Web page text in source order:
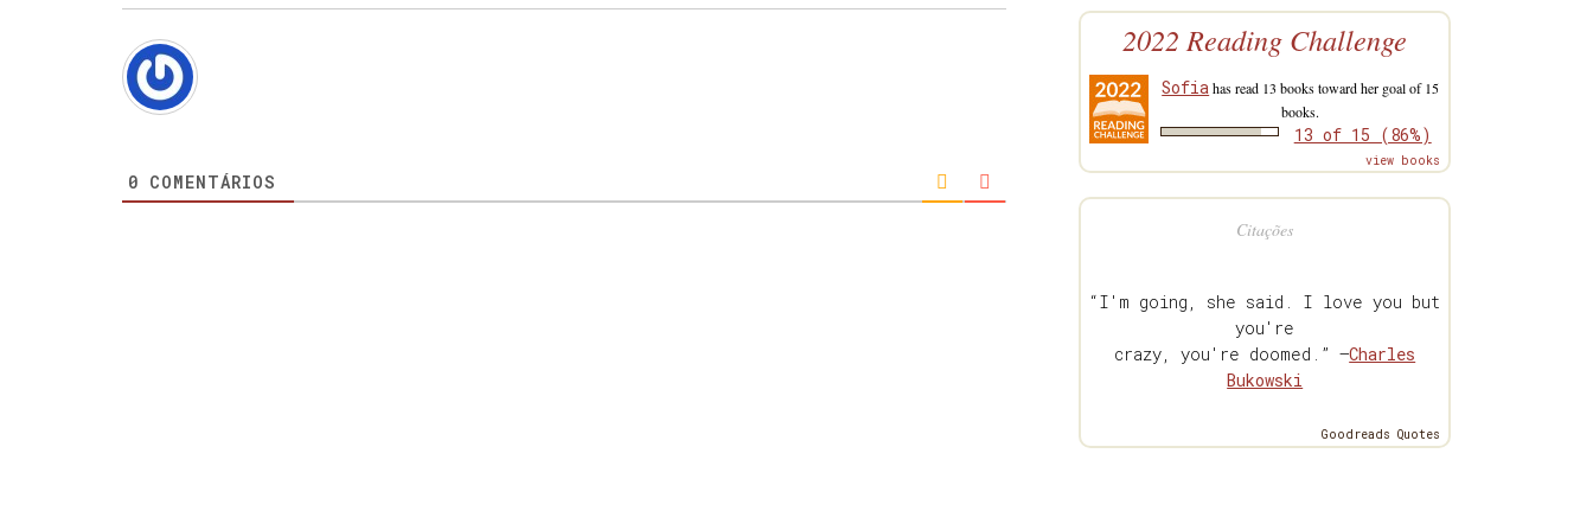
0 COMENTÁRIOS
2022 Reading Challenge
Sofiahas read 13 books toward her goal of 15
books.
13 of 15 (86%)
view books
Citações
“I'm going, she said. I love you but
you're
crazy, you're doomed.” —Charles
Bukowski
Goodreads Quotes